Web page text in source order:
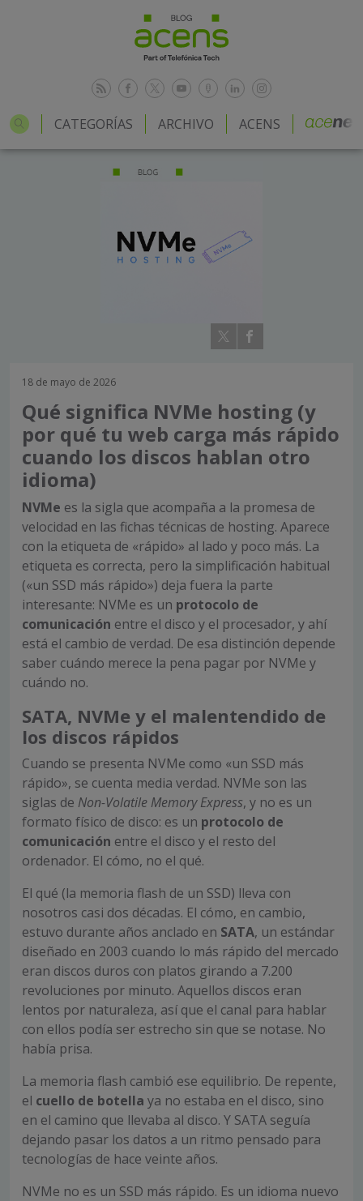
CATEGORÍAS ARCHIVO ACENS
18 de mayo de 2026
Qué significa NVMe hosting (y
por qué tu web carga más rápido
cuando los discos hablan otro
idioma)
NVMe es la sigla que acompaña a la promesa de
velocidad en las fichas técnicas de hosting. Aparece
con la etiqueta de «rápido» al lado y poco más. La
etiqueta es correcta, pero la simplificación habitual
(«un SSD más rápido») deja fuera la parte
interesante: NVMe es un protocolo de
comunicación entre el disco y el procesador, y ahí
está el cambio de verdad. De esa distinción depende
saber cuándo merece la pena pagar por NVMe y
cuándo no.
SATA, NVMe y el malentendido de
los discos rápidos
Cuando se presenta NVMe como «un SSD más
rápido», se cuenta media verdad. NVMe son las
siglas de Non-Volatile Memory Express, y no es un
formato físico de disco: es un protocolo de
comunicación entre el disco y el resto del
ordenador. El cómo, no el qué.
El qué (la memoria flash de un SSD) lleva con
nosotros casi dos décadas. El cómo, en cambio,
estuvo durante años anclado en SATA, un estándar
diseñado en 2003 cuando lo más rápido del mercado
eran discos duros con platos girando a 7.200
revoluciones por minuto. Aquellos discos eran
lentos por naturaleza, así que el canal para hablar
con ellos podía ser estrecho sin que se notase. No
había prisa.
La memoria flash cambió ese equilibrio. De repente,
el cuello de botella ya no estaba en el disco, sino
en el camino que llevaba al disco. Y SATA seguía
dejando pasar los datos a un ritmo pensado para
tecnologías de hace veinte años.
NVMe no es un SSD más rápido. Es un idioma nuevo